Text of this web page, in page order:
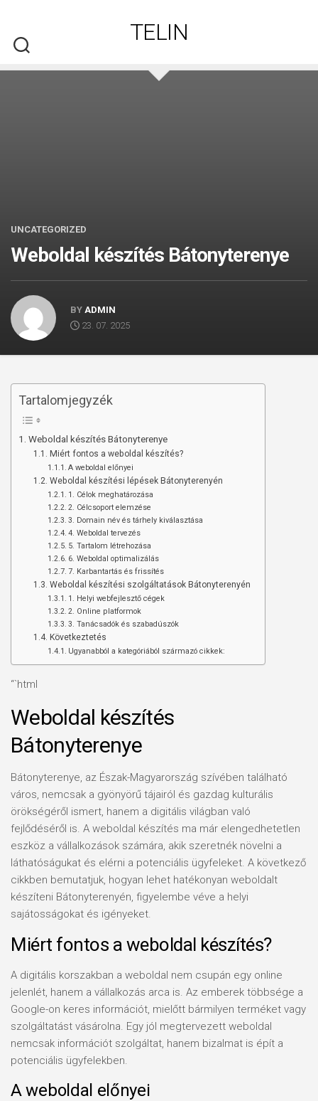
content
TELIN
UNCATEGORIZED
Weboldal készítés​ Bátonyterenye
BY ADMIN
23. 07. 2025
Tartalomjegyzék
Weboldal készítés Bátonyterenye
Miért fontos a weboldal készítés?
A weboldal előnyei
Weboldal készítési lépések Bátonyterenyén
1. Célok meghatározása
2. Célcsoport elemzése
3. Domain név és tárhely kiválasztása
4. Weboldal tervezés
5. Tartalom létrehozása
6. Weboldal optimalizálás
7. Karbantartás és frissítés
Weboldal készítési szolgáltatások Bátonyterenyén
1. Helyi webfejlesztő cégek
2. Online platformok
3. Tanácsadók és szabadúszók
Következtetés
Ugyanabból a kategóriából származó cikkek:
“`html
Weboldal készítés
Bátonyterenye
Bátonyterenye, az Észak-Magyarország szívében található
város, nemcsak a gyönyörű tájairól és gazdag kulturális
örökségéről ismert, hanem a digitális világban való
fejlődéséről is. A weboldal készítés ma már elengedhetetlen
eszköz a vállalkozások számára, akik szeretnék növelni a
láthatóságukat és elérni a potenciális ügyfeleket. A következő
cikkben bemutatjuk, hogyan lehet hatékonyan weboldalt
készíteni Bátonyterenyén, figyelembe véve a helyi
sajátosságokat és igényeket.
Miért fontos a weboldal készítés?
A digitális korszakban a weboldal nem csupán egy online
jelenlét, hanem a vállalkozás arca is. Az emberek többsége a
Google-on keres információt, mielőtt bármilyen terméket vagy
szolgáltatást vásárolna. Egy jól megtervezett weboldal
nemcsak információt szolgáltat, hanem bizalmat is épít a
potenciális ügyfelekben.
A weboldal előnyei